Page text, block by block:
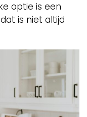
optie is een
is niet altijd